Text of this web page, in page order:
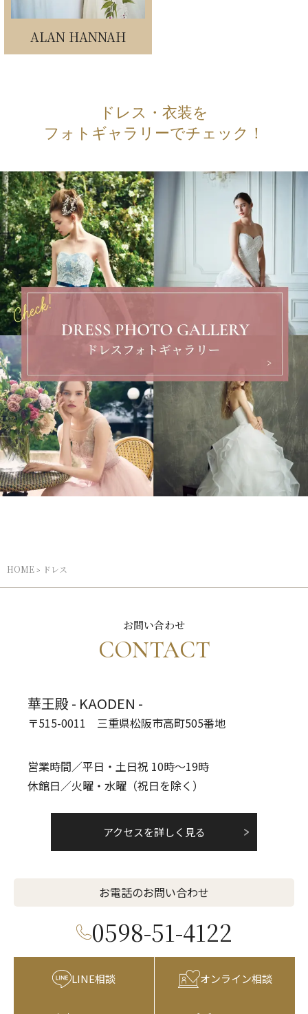
ALAN HANNAH
ドレス・衣装を
フォトギャラリーでチェック！
HOME > ドレス
CONTACT
お問い合わせ
華王殿 - KAODEN -
〒515-0011 三重県松阪市高町505番地
営業時間／平日・土日祝 10時～19時
休館日／火曜・水曜（祝日を除く）
アクセスを詳しく見る
お電話のお問い合わせ
0598-51-4122
LINE相談 オンライン相談